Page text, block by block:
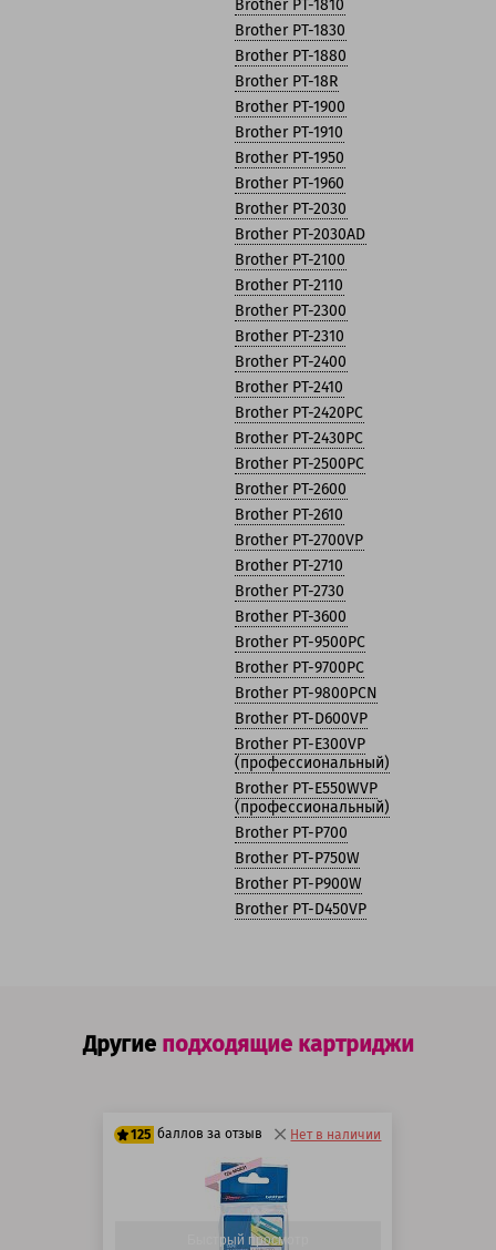
Brother PT-1810
Brother PT-1830
Brother PT-1880
Brother PT-18R
Brother PT-1900
Brother PT-1910
Brother PT-1950
Brother PT-1960
Brother PT-2030
Brother PT-2030AD
Brother PT-2100
Brother PT-2110
Brother PT-2300
Brother PT-2310
Brother PT-2400
Brother PT-2410
Brother PT-2420PC
Brother PT-2430PC
Brother PT-2500PC
Brother PT-2600
Brother PT-2610
Brother PT-2700VP
Brother PT-2710
Brother PT-2730
Brother PT-3600
Brother PT-9500PC
Brother PT-9700PC
Brother PT-9800PCN
Brother PT-D600VP
Brother PT-E300VP
(профессиональный)
Brother PT-E550WVP
(профессиональный)
Brother PT-P700
Brother PT-P750W
Brother PT-P900W
Brother PT-D450VP
Другие подходящие картриджи
125 баллов за отзыв Нет в наличии
Быстрый просмотр